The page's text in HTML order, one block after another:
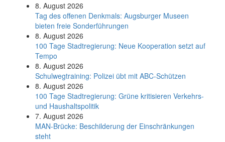
8. August 2026
Tag des offenen Denkmals: Augsburger Museen
bieten freie Sonderführungen
8. August 2026
100 Tage Stadtregierung: Neue Kooperation setzt auf
Tempo
8. August 2026
Schul­weg­trai­ning: Poli­zei übt mit ABC-Schüt­zen
8. August 2026
100 Tage Stadtregierung: Grüne kritisieren Verkehrs-
und Haushaltspolitik
7. August 2026
MAN-Brücke: Beschilderung der Einschränkungen
steht